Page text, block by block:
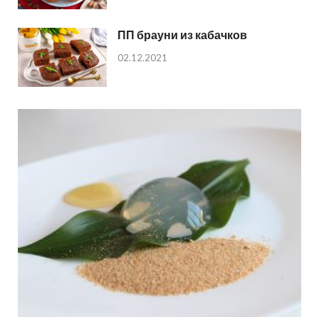
ПП брауни из кабачков
02.12.2021